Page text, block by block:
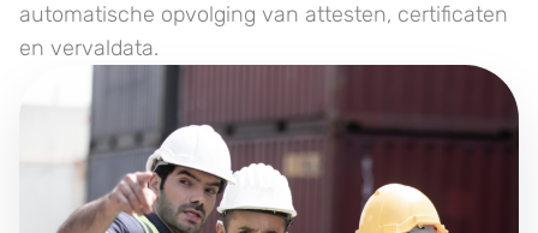
automatische opvolging van attesten, certificaten
en vervaldata.